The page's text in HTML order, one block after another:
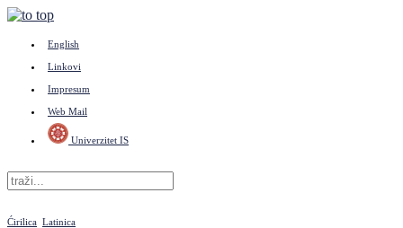
English
Linkovi
Impresum
Web Mail
Univerzitet IS
Ćirilica Latinica